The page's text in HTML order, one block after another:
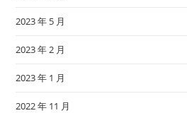
2023 年 5 月
2023 年 2 月
2023 年 1 月
2022 年 11 月